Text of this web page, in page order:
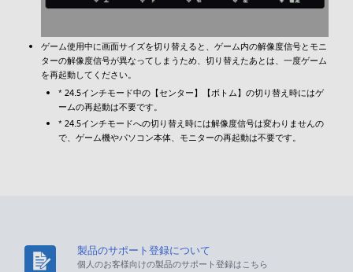
ゲーム使用中に画面サイズを切り替えると、ゲーム内の解像度信号とモニ
ターの解像度信号が異なってしまうため、切り替えたあとは、一度ゲーム
を再起動してください。
* 24.5インチモード中の【センター】【ボトム】の切り替え時にはゲ
ームの再起動は不要です。
* 24.5インチモードへの切り替え時には解像度信号は変わりませんの
で、ゲーム機やパソコン本体、モニターの再起動は不要です。
製品のサポート登録について
個人のお客様向けの製品のサポート登録はこちら